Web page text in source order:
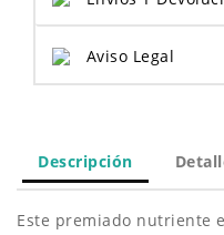
Aviso Legal
Descripción
Este premiado nutriente